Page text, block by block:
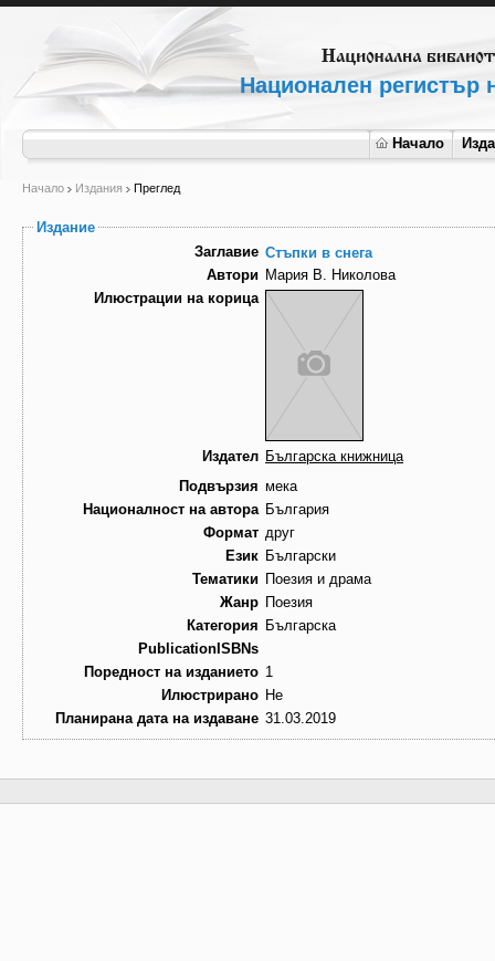
Национален регистър
Начало
Начало Издания Преглед
Издание
Заглавие Стъпки в снега
Автори Мария В. Николова
Илюстрации на корица
Издател Българска книжница
Подвързия мека
Националност на автора България
Формат друг
Език Български
Тематики Поезия и драма
Жанр Поезия
Категория Българска
PublicationISBNs
Поредност на изданието 1
Илюстрирано Не
Планирана дата на издаване 31.03.2019